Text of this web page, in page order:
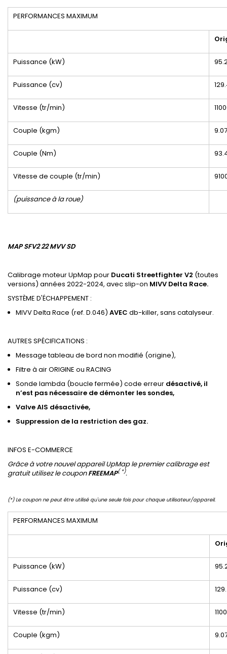
PERFORMANCES MAXIMUM
Puissance (kW)
Puissance (cv)
Vitesse (tr/min)
Couple (kgm) 9.07
Couple (Nm)
Vitesse de couple (tr/min)
(puissance à la roue)
MAP SFV2 22 MVV SD
Calibrage moteur UpMap pour Ducati Streetfighter V2 (toutes
versions) années 2022-2024, avec slip-on MIVV Delta Race.
SYSTÈME D'ÉCHAPPEMENT :
MIVV Delta Race (ref. D.046) AVEC db-killer, sans catalyseur.
AUTRES SPÉCIFICATIONS :
Message tableau de bord non modifié (origine),
Filtre à air ORIGINE ou RACING
Sonde lambda (boucle fermée) code erreur désactivé, il
n’est pas nécessaire de démonter les sondes,
ValveAIS désactivée,
Suppression de la restriction des gaz.
INFOS E-COMMERCE
Grâce à votre nouvel appareil UpMap le premier calibrage est
gratuit utilisez le couponFREEMAP( *).
(*) Le coupon ne peut être utilisé qu'une seule fois pour chaque utilisateur/appareil.
PERFORMANCES MAXIMUM
Puissance (kW)
Puissance (cv)
Vitesse (tr/min)
Couple (kgm)